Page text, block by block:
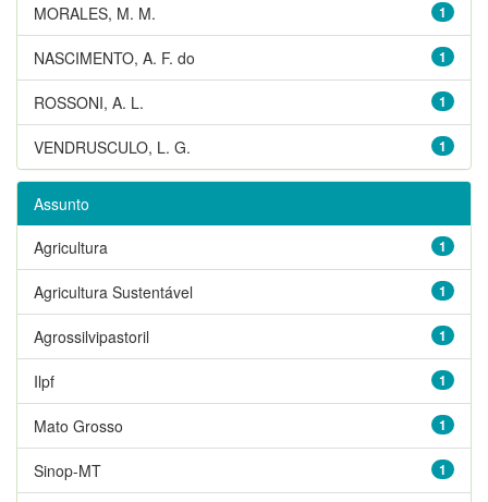
1
MORALES, M. M.
1
NASCIMENTO, A. F. do
1
ROSSONI, A. L.
1
VENDRUSCULO, L. G.
Assunto
1
Agricultura
1
Agricultura Sustentável
1
Agrossilvipastoril
1
Ilpf
1
Mato Grosso
1
Sinop-MT